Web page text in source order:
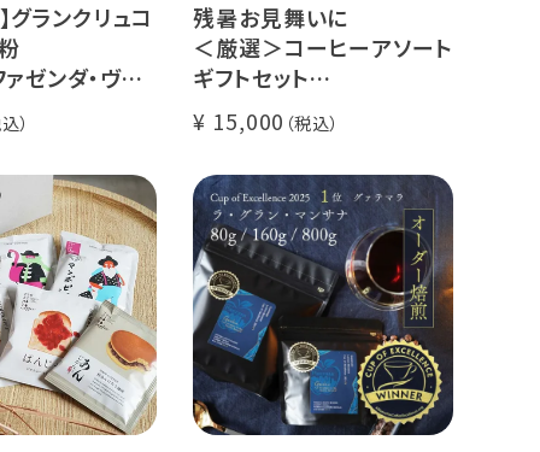
グランクリュコ
ゼンダ・ヴァ
カイ・アス
チュラル
り
Fazenda
残暑お見舞いに
＜厳選＞コーヒーアソート
ギフトセット
リキッドコーヒー 2本 + ド
リップコーヒー 10種30杯
クラッシュドデカフェゼリ
ー カリビアントレジャーブ
レンド
グランクリュ スペシャルテ
ィ
15,000